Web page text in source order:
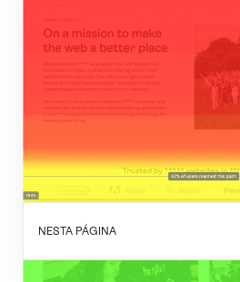
NESTA PÁGINA